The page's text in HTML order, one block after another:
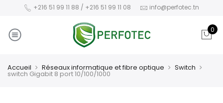
+216 51 99 11 88 / +216 51 99 11 08 info@perfotec.tn
0
Accueil Réseaux informatique et fibre optique Switch
switch Gigabit 8 port 10/100/1000